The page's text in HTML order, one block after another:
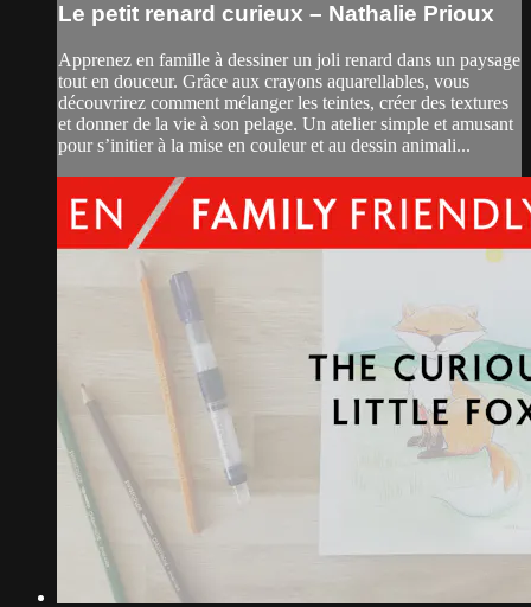
Le petit renard curieux – Nathalie Prioux
Apprenez en famille à dessiner un joli renard dans un paysage
tout en douceur. Grâce aux crayons aquarellables, vous
découvrirez comment mélanger les teintes, créer des textures
et donner de la vie à son pelage. Un atelier simple et amusant
pour s’initier à la mise en couleur et au dessin animali...